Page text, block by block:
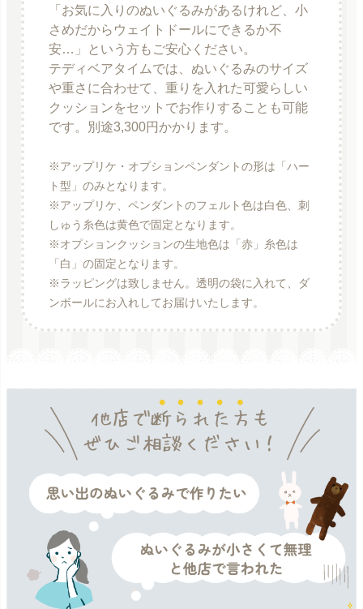
「お気に入りのぬいぐるみがあるけれど、小
さめだからウェイトドールにできるか不
安…」という方もご安心ください。
テディベアタイムでは、ぬいぐるみのサイズ
や重さに合わせて、重りを入れた可愛らしい
クッションをセットでお作りすることも可能
です。別途3,300円かかります。
※アップリケ・オプションペンダントの形は「ハー
ト型」のみとなります。
※アップリケ、ペンダントのフェルト色は白色、刺
しゅう糸色は黄色で固定となります。
※オプションクッションの生地色は「赤」糸色は
「白」の固定となります。
※ラッピングは致しません。透明の袋に入れて、ダ
ンボールにお入れしてお届けいたします。